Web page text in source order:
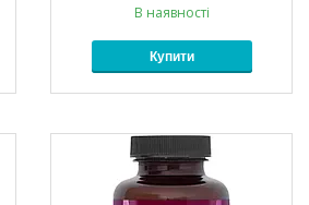
В наявності
Купити